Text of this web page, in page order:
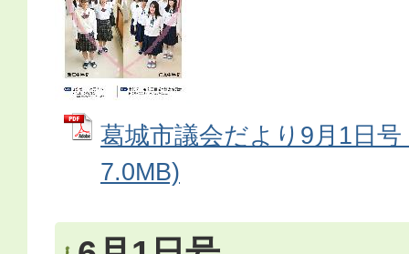
葛城市議会だより9月1日
7.0MB)